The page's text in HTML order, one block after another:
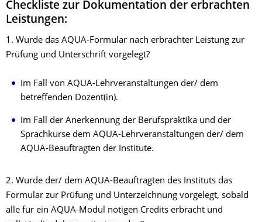
Checkliste zur Dokumentation der erbrachten
Leistungen:
1. Wurde das AQUA-Formular nach erbrachter Leistung zur
Prüfung und Unterschrift vorgelegt?
Im Fall von AQUA-Lehrveranstaltungen der/ dem
betreffenden Dozent(in).
Im Fall der Anerkennung der Berufspraktika und der
Sprachkurse dem AQUA-Lehrveranstaltungen der/ dem
AQUA-Beauftragten der Institute.
2. Wurde der/ dem AQUA-Beauftragten des Instituts das
Formular zur Prüfung und Unterzeichnung vorgelegt, sobald
alle für ein AQUA-Modul nötigen Credits erbracht und